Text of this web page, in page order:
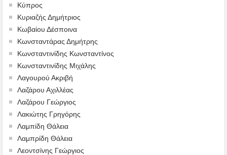
Κύπρος
Κυριαζής Δημήτριος
Κωβαίου Δέσποινα
Κωνσταντάρας Δημήτρης
Κωνσταντινίδης Κωνσταντίνος
Κωνσταντινίδης Μιχάλης
Λαγουρού Ακριβή
Λαζάρου Αχιλλέας
Λαζάρου Γεώργιος
Λακιώτης Γρηγόρης
Λαμπίδη Θάλεια
Λαμπρίδη Θάλεια
Λεοντσίνης Γεώργιος